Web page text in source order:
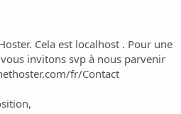
Cela est localhost . Pour une
invitons svp à nous parvenir
fr/Contact